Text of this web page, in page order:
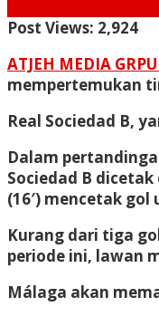
Post Views: 2,924
ATJEH MEDIA
mempertemukan
Real Sociedad B,
Dalam
Sociedad B dicetak
(16′) mencetak gol
Kurang dari tiga
periode ini, lawan
Málaga akan